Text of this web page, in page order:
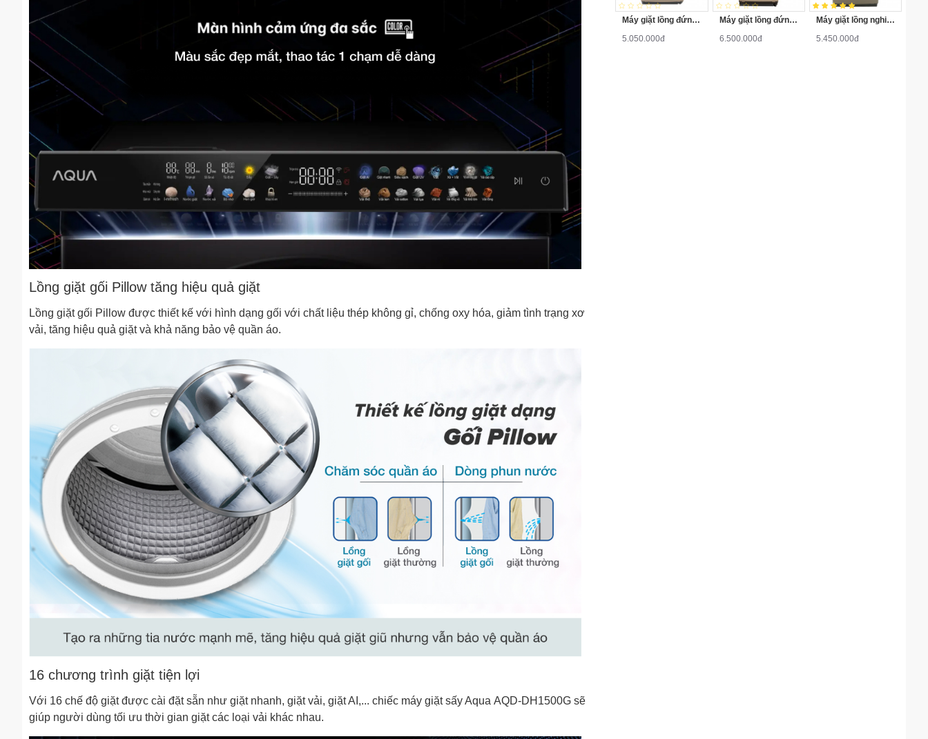
Lồng giặt gối Pillow tăng hiệu quả giặt
Lồng giặt gối Pillow được thiết kế với hình dạng gối với chất liệu thép không gỉ, chống oxy hóa, giảm tình trạng xơ
vải, tăng hiệu quả giặt và khả năng bảo vệ quần áo.
16 chương trình giặt tiện lợi
Với 16 chế độ giặt được cài đặt sẵn như giặt nhanh, giặt vải, giặt AI,... chiếc máy giặt sấy Aqua AQD-DH1500G sẽ
giúp người dùng tối ưu thời gian giặt các loại vải khác nhau.
Máy giặt lồng đứng Aqua AQW-S90ZT 9kg
5.050.000đ
Máy giặt lồng đứng Aqua AQW-U800Z1T 8kg
6.500.000đ
Máy giặt lồng nghiêng Aqua AQW-U850ZT 8.5kg
5.450.000đ